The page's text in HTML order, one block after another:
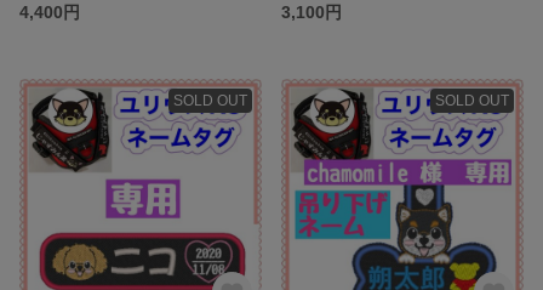
4,400円
3,100円
SOLD OUT SOLD OUT